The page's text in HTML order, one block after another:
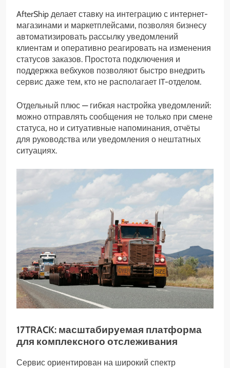
AfterShip делает ставку на интеграцию с интернет-
магазинами и маркетплейсами, позволяя бизнесу
автоматизировать рассылку уведомлений
клиентам и оперативно реагировать на изменения
статусов заказов. Простота подключения и
поддержка вебхуков позволяют быстро внедрить
сервис даже тем, кто не располагает IT-отделом.
Отдельный плюс — гибкая настройка уведомлений:
можно отправлять сообщения не только при смене
статуса, но и ситуативные напоминания, отчёты
для руководства или уведомления о нештатных
ситуациях.
17TRACK: масштабируемая платформа
для комплексного отслеживания
Сервис ориентирован на широкий спектр